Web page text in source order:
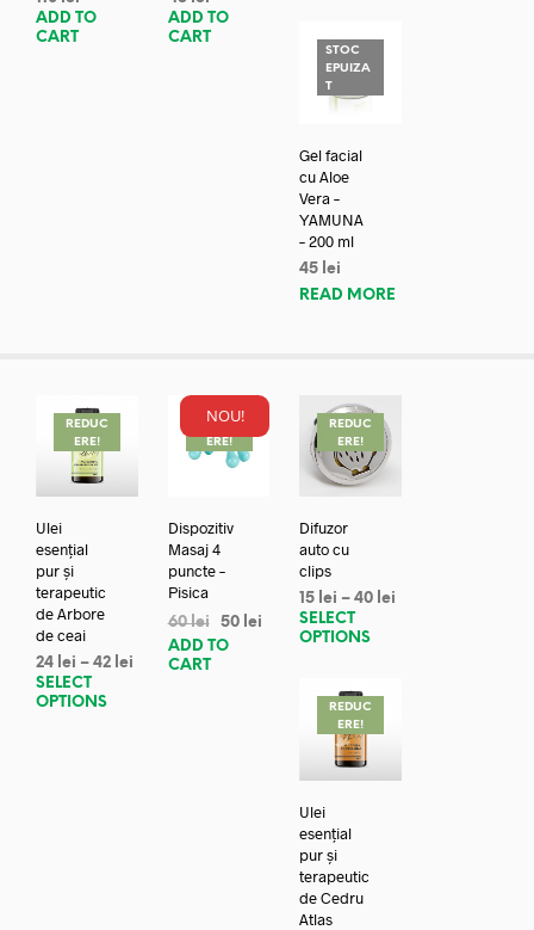
ADD TO
CART
ADD TO
CART
STOC
EPUIZA
T
Gel facial
cu Aloe
Vera –
YAMUNA
– 200 ml
45 lei
READ MORE
REDUC
ERE!
Ulei
esențial
pur și
terapeutic
de Arbore
de ceai
24 lei – 42 lei
SELECT
OPTIONS
NOU!
REDUC
ERE!
Dispozitiv
Masaj 4
puncte –
Pisica
60lei 50 lei
ADD TO
CART
REDUC
ERE!
Difuzor
auto cu
clips
15 lei –40 lei
SELECT
OPTIONS
REDUC
ERE!
Ulei
esențial
pur și
terapeutic
de Cedru
Atlas